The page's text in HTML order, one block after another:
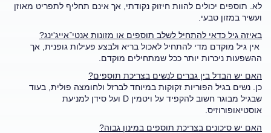
לא. תוספים יכולים להוות חיזוק נקודתי, אך אינם תחליף לתפריט מאוזן
ועשיר במזון טבעי.
באיזה גיל כדאי להתחיל לשלב תוספים או מזונות אנטי־אייג'ינג?
אין גיל מוקדם מדי להתחיל לאכול בריא ולבצע פעילות גופנית, אך
ההשפעות ניכרות יותר ככל שמתחילים מוקדם.
האם יש הבדל בין גברים לנשים בצריכת תוספים?
כן. נשים בגיל הפוריות זקוקות במיוחד לברזל ולחומצה פולית, בעוד
שבגיל מבוגר חשוב להקפיד על ויטמין D ועל סידן למניעת
אוסטיאופורוזיס.
האם יש סיכונים בצריכת תוספים במינון גבוה?